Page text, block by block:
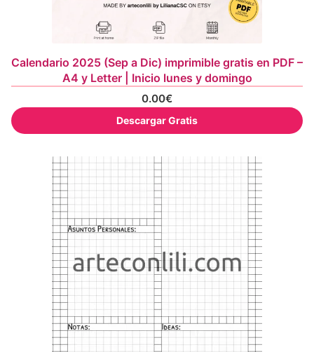
Calendario 2025 (Sep a Dic) imprimible gratis en PDF –
A4 y Letter | Inicio lunes y domingo
0.00€
Descargar Gratis